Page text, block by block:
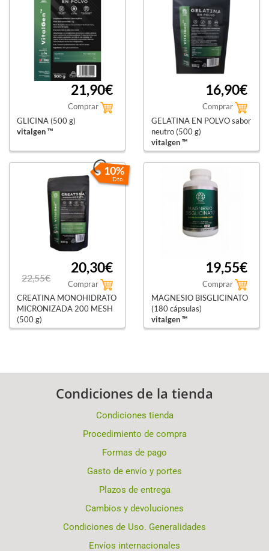
21,90€
Comprar
GLICINA (500 g)
vitalgen ™
16,90€
Comprar
GELATINA EN POLVO sabor
neutro (500 g)
vitalgen ™
10%
Dto.
22,55€
20,30€
Comprar
CREATINA MONOHIDRATO
MICRONIZADA 200 MESH
(500 g)
vitalgen ™
19,55€
Comprar
MAGNESIO BISGLICINATO
(180 cápsulas)
vitalgen ™
Condiciones de la tienda
Condiciones tienda
Procedimiento de compra
Formas de pago
Gasto de envío y portes
Plazos de entrega
Cambios y devoluciones
Condiciones de Uso. Generalidades
Envíos internacionales